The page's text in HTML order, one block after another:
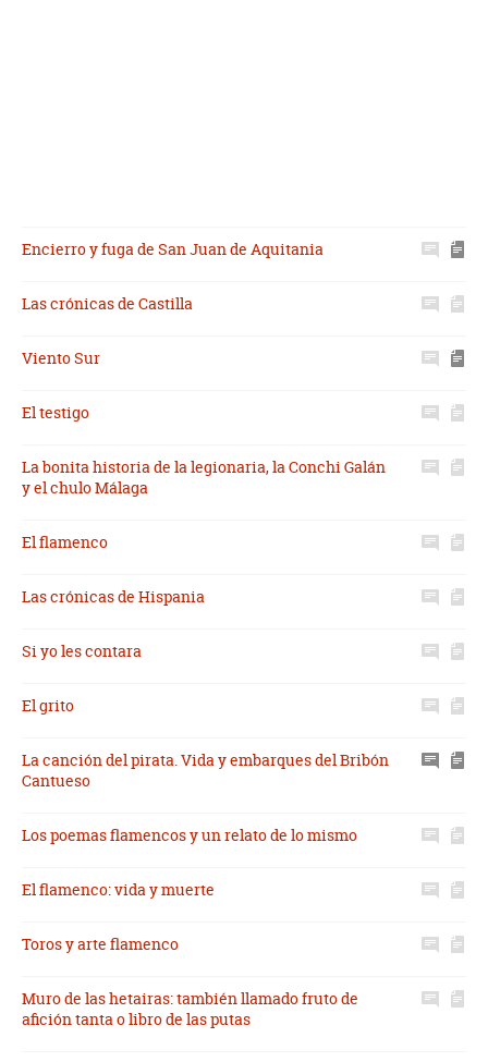
Encierro y fuga de San Juan de Aquitania
Las crónicas de Castilla
Viento Sur
El testigo
La bonita historia de la legionaria, la Conchi Galán
y el chulo Málaga
El flamenco
Las crónicas de Hispania
Si yo les contara
El grito
La canción del pirata. Vida y embarques del Bribón
Cantueso
Los poemas flamencos y un relato de lo mismo
El flamenco: vida y muerte
Toros y arte flamenco
Muro de las hetairas: también llamado fruto de
afición tanta o libro de las putas